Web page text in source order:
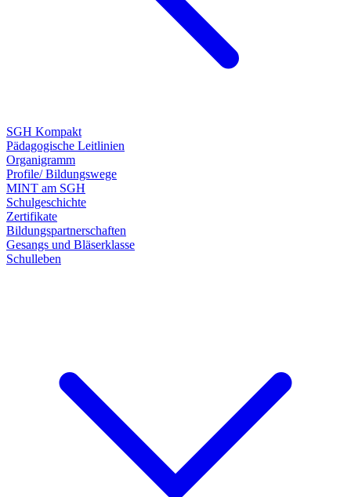
SGH Kompakt
Pädagogische Leitlinien
Organigramm
Profile/ Bildungswege
MINT am SGH
Schulgeschichte
Zertifikate
Bildungspartnerschaften
Gesangs und Bläserklasse
Schulleben